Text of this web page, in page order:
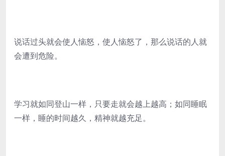
说话过头就会使人恼怒，使人恼怒了，那么说话的人就
会遭到危险。
学习就如同登山一样，只要走就会越上越高；如同睡眠
一样，睡的时间越久，精神就越充足。